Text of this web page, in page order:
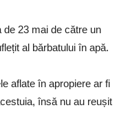
de 23 mai de către un
al bărbatului în apă.
aflate în apropiere ar fi
însă nu au reușit